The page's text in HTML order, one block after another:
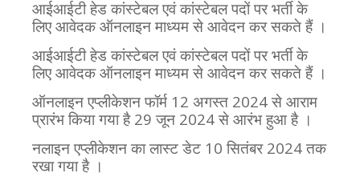
आईआईटी हेड कांस्टेबल एवं कांस्टेबल पदों पर भर्ती के
लिए आवेदक ऑनलाइन माध्यम से आवेदन कर सकते हैं ।
आईआईटी हेड कांस्टेबल एवं कांस्टेबल पदों पर भर्ती के
लिए आवेदक ऑनलाइन माध्यम से आवेदन कर सकते हैं ।
ऑनलाइन एप्लीकेशन फॉर्म 12 अगस्त 2024 से आराम
प्रारंभ किया गया है 29 जून 2024 से आरंभ हुआ है ।
नलाइन एप्लीकेशन का लास्ट डेट 10 सितंबर 2024 तक
रखा गया है ।